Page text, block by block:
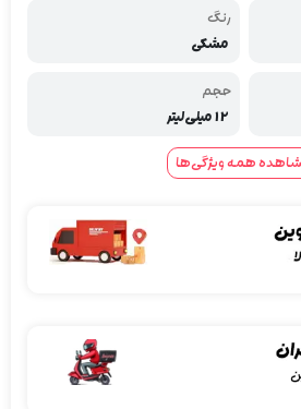
کنندگی و خشکی مژه ها، مقاوم در بر
ابر تعریق و ماندگاری بالا
رنگ
مشکی
حجم
12 میلی‌لیتر
همه ویژگی‌ها